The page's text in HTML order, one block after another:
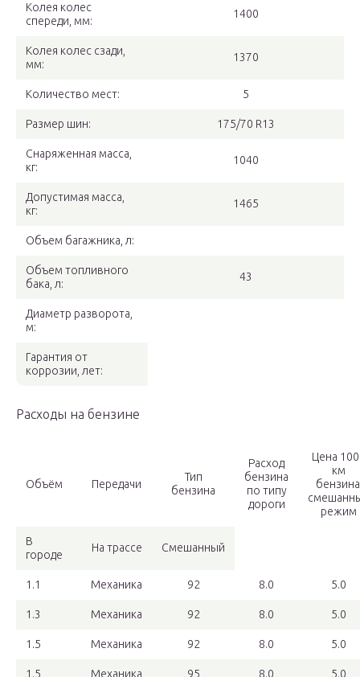
Колея колес
спереди, мм:
1400
Колея колес сзади,
мм:
1370
Количество мест: 5
Размер шин: 175/70 R13
Снаряженная масса,
кг:
1040
Допустимая масса,
кг:
1465
Объем багажника, л:
Объем топливного
бака, л:
43
Диаметр разворота,
м:
Гарантия от
коррозии, лет:
Расходы на бензине
Объём Передачи
Тип
бензина
Расход
бензина
по типу
дороги
Цена
км
режим
В
городе
На трассе Смешанный
1.1 Механика 92 8.0 5.0
1.3 Механика 92 8.0 5.0
1.5 Механика 92 8.0 5.0
1.5 Механика 95 8.0 5.0